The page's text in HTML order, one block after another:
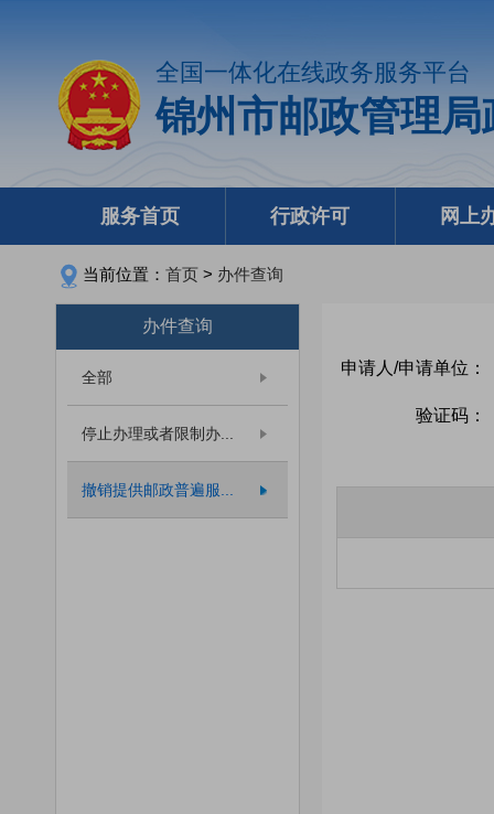
全国一体化在线政务服务平台
锦州市邮政管理
服务首页 行政许可 网上
当前位置： 首页 > 办件查询
办件查询
全部
停止办理或者限制办...
撤销提供邮政普遍服...
申请人/申请单位：
验证码：